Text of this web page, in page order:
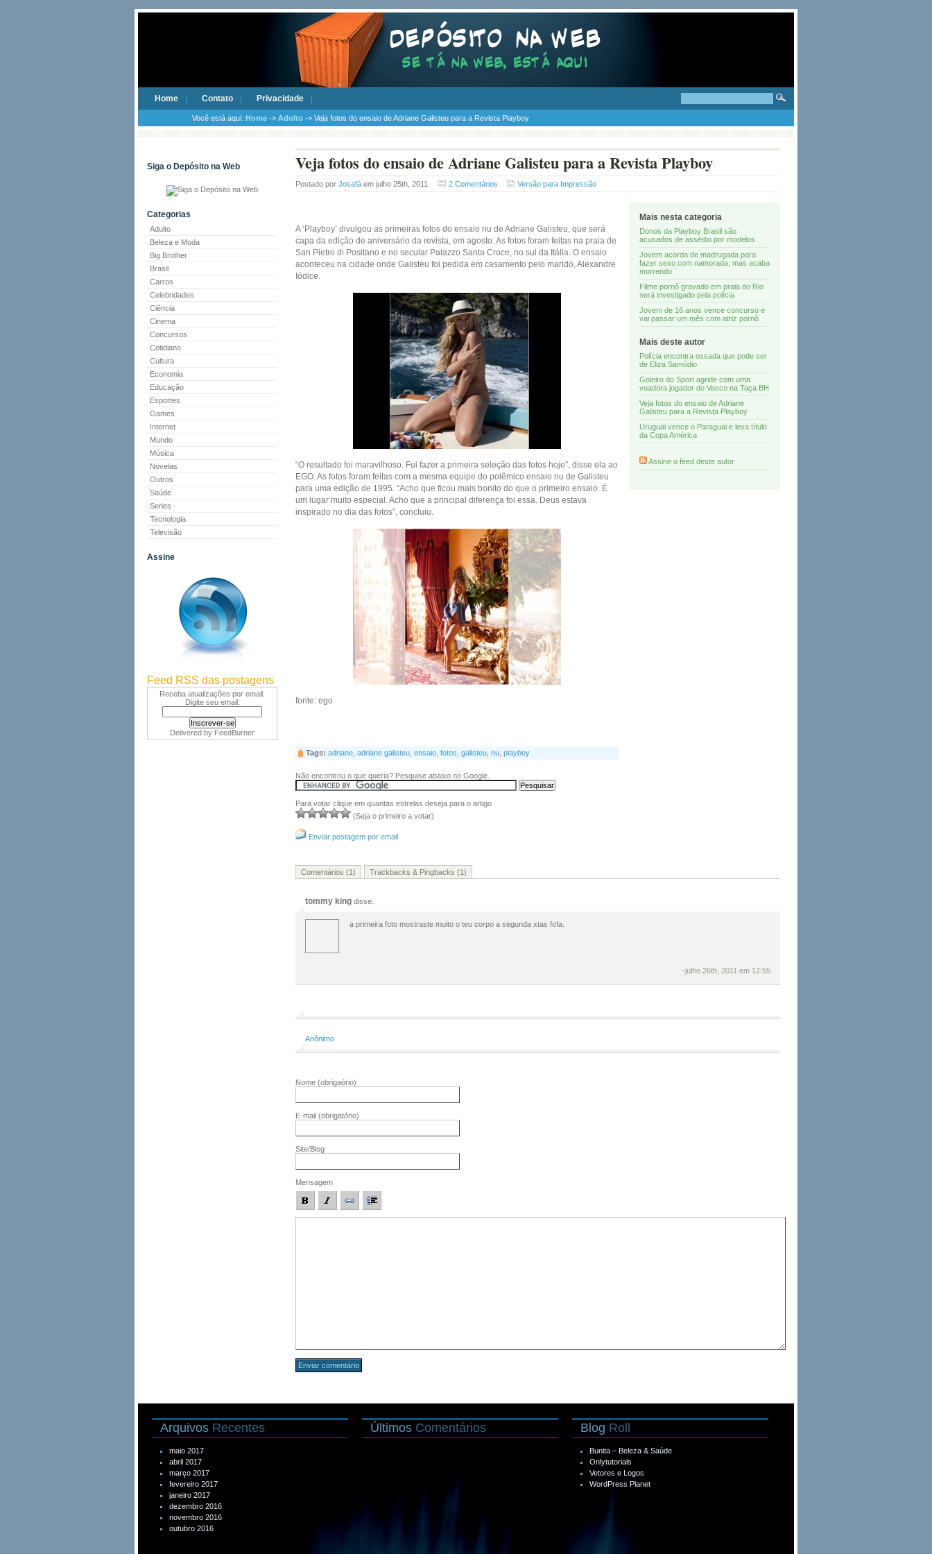
Home Contato Privacidade
Você está aqui: Home -> Adulto -> Veja fotos do ensaio de Adriane Galisteu para a Revista Playboy
Siga o Depósito na Web
Categorias
Adulto
Beleza e Moda
Big Brother
Brasil
Carros
Celebridades
Ciência
Cinema
Concursos
Cotidiano
Cultura
Economia
Educação
Esportes
Games
Internet
Mundo
Música
Novelas
Outros
Saúde
Series
Tecnologia
Televisão
Assine
Feed RSS das postagens
Receba atualizações por email.
Digite seu email:
Delivered by FeedBurner
Veja fotos do ensaio de Adriane Galisteu para a Revista Playboy
Postado por Josafá em julho 25th, 2011 2 Comentários Versão para Impressão
A ‘Playboy’ divulgou as primeiras fotos do ensaio nu de Adriane Galisteu, que será
capa da edição de aniversário da revista, em agosto. As fotos foram feitas na praia de
San Pietro di Positano e no secular Palazzo Santa Croce, no sul da Itália. O ensaio
aconteceu na cidade onde Galisteu foi pedida em casamento pelo marido, Alexandre
Iódice.
“O resultado foi maravilhoso. Fui fazer a primeira seleção das fotos hoje”, disse ela ao
EGO. As fotos foram feitas com a mesma equipe do polêmico ensaio nu de Galisteu
para uma edição de 1995. “Acho que ficou mais bonito do que o primeiro ensaio. É
um lugar muito especial. Acho que a principal diferença foi essa. Deus estava
inspirado no dia das fotos”, concluiu.
fonte: ego
Mais nesta categoria
Donos da Playboy Brasil são
acusados de assédio por modelos
Jovem acorda de madrugada para
fazer sexo com namorada, mas acaba
morrendo
Filme pornô gravado em praia do Rio
será investigado pela polícia
Jovem de 16 anos vence concurso e
vai passar um mês com atriz pornô
Mais deste autor
Polícia encontra ossada que pode ser
de Eliza Samúdio
Goleiro do Sport agride com uma
voadora jogador do Vasco na Taça BH
Veja fotos do ensaio de Adriane
Galisteu para a Revista Playboy
Uruguai vence o Paraguai e leva título
da Copa América
Assine o feed deste autor
Tags: adriane adriane galisteu ensaio fotos galisteu nu playboy
Não encontrou o que queria? Pesquise abaixo no Google.
Para votar clique em quantas estrelas deseja para o artigo
(Seja o primeiro a votar)
Enviar postagem por email
Comentários (1) Trackbacks & Pingbacks (1)
tommy king disse:
a primeira foto mostraste muito o teu corpo a segunda xtas fofa.
-julho 26th, 2011 em 12:55
Anônimo
Nome (obrigaório)
E-mail (obrigatório)
Site/Blog
Mensagem
Arquivos Recentes
maio 2017
abril 2017
março 2017
fevereiro 2017
janeiro 2017
dezembro 2016
novembro 2016
outubro 2016
Últimos Comentários Blog Roll
Bunita – Beleza & Saúde
Onlytutorials
Vetores e Logos
WordPress Planet